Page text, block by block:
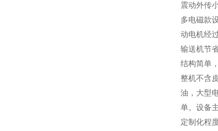
震动外传
多电磁款
动电机经
输送机节
结构简单
整机不含
油，大型
单。设备
定制化程